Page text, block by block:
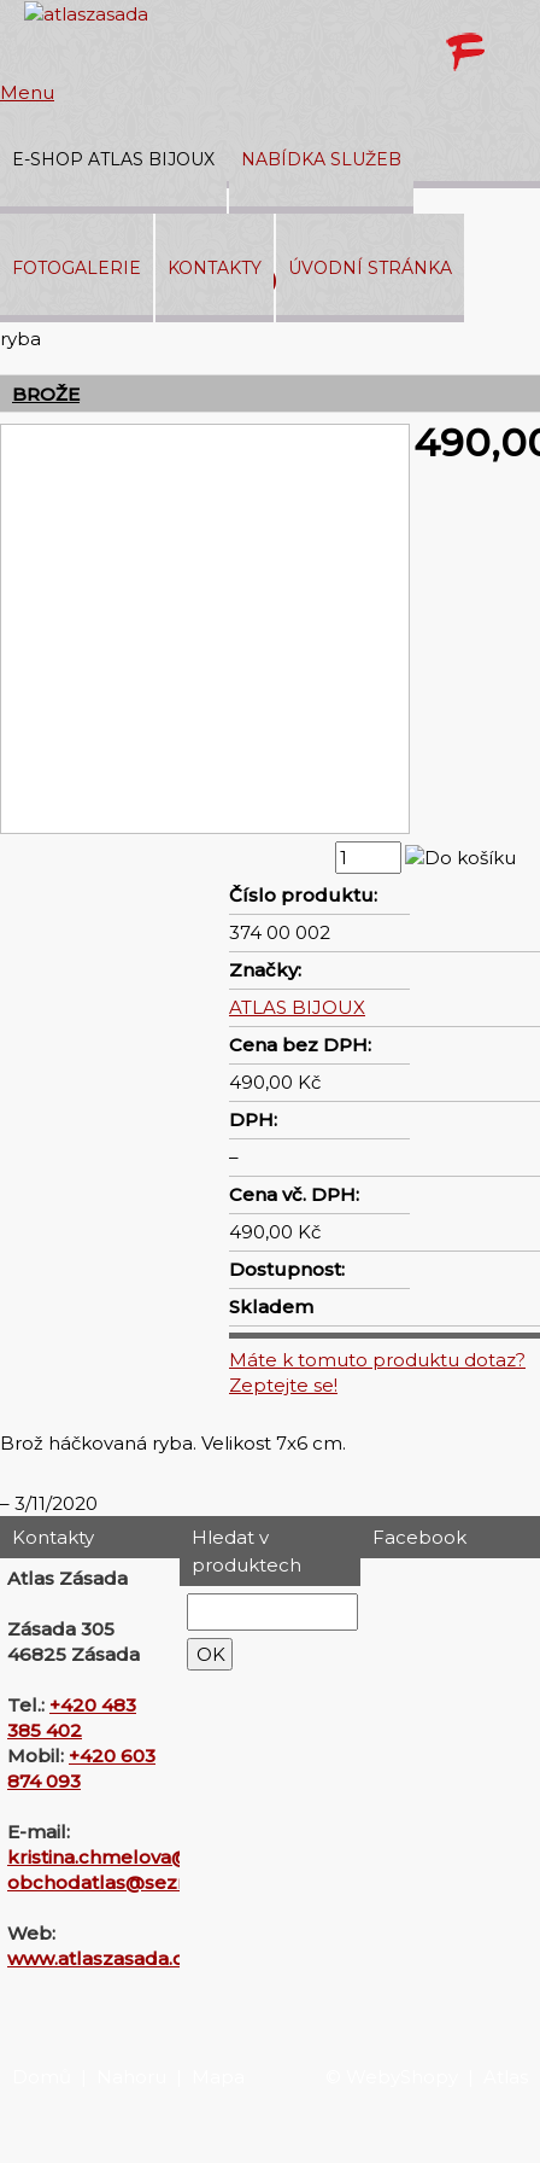
Menu
E-SHOP ATLAS BIJOUX NABÍDKA SLUŽEB
FOTOGALERIE KONTAKTY ÚVODNÍ STRÁNKA
Přihlásit| Registrace
374 00 002 Brož
ryba
BROŽE
Číslo produktu:
374 00 002
Značky:
ATLAS BIJOUX
Cena bez DPH:
490,00 Kč
DPH:
–
Cena vč. DPH:
490,00 Kč
Dostupnost:
Skladem
Máte k tomuto produktu dotaz?
Zeptejte se!
Brož háčkovaná ryba. Velikost 7x6 cm.
3/11/2020
Kontakty
Atlas Zásada
Zásada 305
46825 Zásada
Tel.: +420 483
385 402
Mobil: +420 603
874 093
E-mail:
kristina.chmelova@seznam.cz
obchodatlas@seznam.cz
Web:
www.atlaszasada.cz
Hledat v
produktech
Facebook